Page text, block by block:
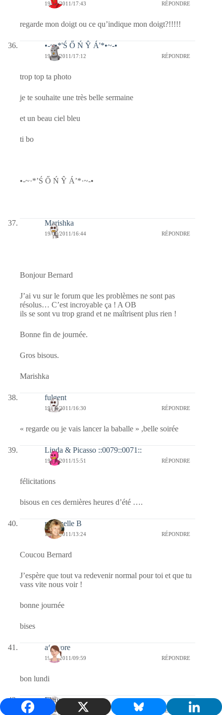
19/09/2011/17:43 RÉPONDRE
regarde mon doigt ou ce qu’indique mon doigt?!!!!!
•-~•*'Ś Ő Ń Ŷ Á'*•~-•
19/09/2011/17:12 RÉPONDRE
trop top ta photo
je te souhaite une très belle sermaine
et un beau ciel bleu
ti bo
•-~·*’Ś Ő Ń Ŷ Á’*·~-•
Marishka
19/09/2011/16:44 RÉPONDRE
Bonjour Bernard
J’ai vu sur le forum que les problèmes ne sont pas
résolus… C’est incroyable ça ! A OB
ils se sont vu trop grand et ne maîtrisent plus rien !
Bonne fin de journée.
Gros bisous.
Marishka
fulgent
19/09/2011/16:30 RÉPONDRE
« regarde ou je vais lancer la baballe » ,belle soirée
Linda & Picasso ::0079::0071::
19/09/2011/15:51 RÉPONDRE
félicitations
bisous en ces dernières heures d’été ….
mamzelle B
19/09/2011/13:24 RÉPONDRE
Coucou Bernard
J’espère que tout va redevenir normal pour toi et que tu
vass vite nous voir !
bonne journée
bises
afaurore
19/09/2011/09:59 RÉPONDRE
bon lundi
Fleur
19/09/2011/09:38 RÉPONDRE